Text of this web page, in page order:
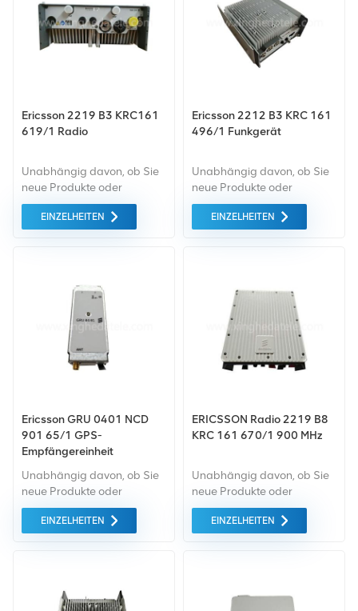
Ericsson 2219 B3 KRC161
619/1 Radio
Unabhängig davon, ob Sie
neue Produkte oder
renovierte Produkte
benötigen, ist eine
Standard. Wir kaufen nur
Markt von höchster Qualität
und Umweltschutz ein. All
dies wird zum
bestmöglichen Preis
angeboten.
EINZELHEITEN
Ericsson 2212 B3 KRC 161
496/1 Funkgerät
Unabhängig davon, ob Sie
neue Produkte oder
renovierte Produkte
benötigen, ist eine
Standard. Wir kaufen nur
Qualität und Umweltschutz
sind. All dies wird zum
bestmöglichen Preis
angeboten.
EINZELHEITEN
Ericsson GRU 0401 NCD
901 65/1 GPS-
Empfängereinheit
Unabhängig davon, ob Sie
neue Produkte oder
renovierte Produkte
benötigen, ist eine
Standard. Wir kaufen nur
Markt ein, die von höchster
Qualität und Umweltschutz
EINZELHEITEN
ERICSSON Radio 2219 B8
KRC 161 670/1 900 MHz
Unabhängig davon, ob Sie
neue Produkte oder
renovierte Produkte
benötigen, ist eine
Standard. Wir kaufen nur
Markt ein. All dies wird zum
EINZELHEITEN